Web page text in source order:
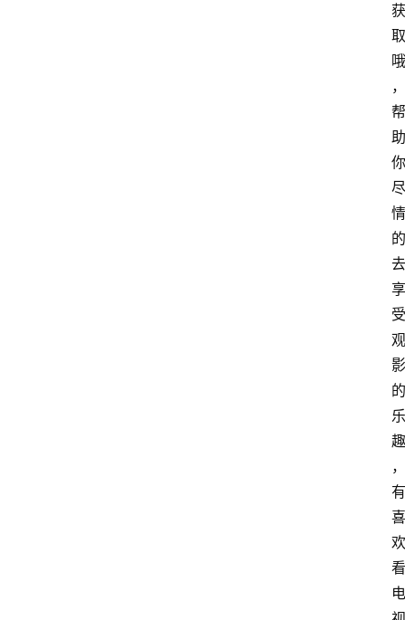
获
取
哦
，
帮
助
你
尽
情
的
去
享
受
观
影
的
乐
趣
，
有
喜
欢
看
电